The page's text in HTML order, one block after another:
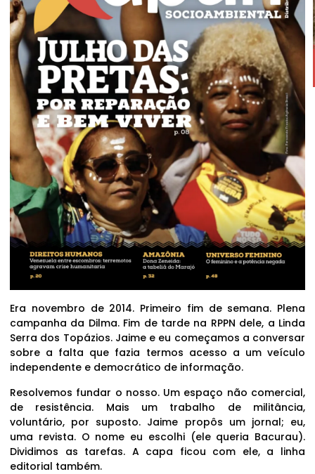
Era novembro de 2014. Primeiro fim de semana. Plena
campanha da Dilma. Fim de tarde na RPPN dele, a Linda
Serra dos Topázios. Jaime e eu começamos a conversar
sobre a falta que fazia termos acesso a um veículo
independente e democrático de informação.
Resolvemos fundar o nosso. Um espaço não comercial,
de resistência. Mais um trabalho de militância,
voluntário, por suposto. Jaime propôs um jornal; eu,
uma revista. O nome eu escolhi (ele queria Bacurau).
Dividimos as tarefas. A capa ficou com ele, a linha
editorial também.